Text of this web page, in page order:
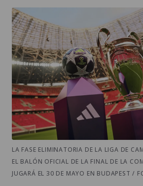
LA FASE ELIMINATORIA DE LA LIGA DE
EL BALÓN OFICIAL DE LA FINAL DE LA
JUGARÁ EL 30 DE MAYO EN BUDAPEST /